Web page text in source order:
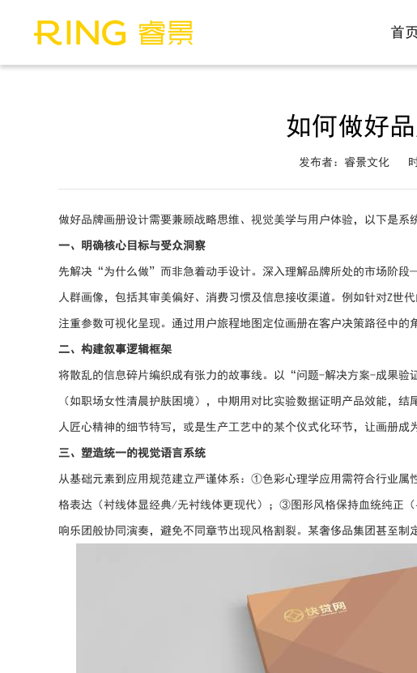
首
如何做好
发布者：睿景文化
做好品牌画册设计需要兼顾战略思维、视觉美学与用户体验，以下是系
一、明确核心目标与受众洞察
先解决“为什么做”而非急着动手设计。深入理解品牌所处的市场阶
人群画像，包括其审美偏好、消费习惯及信息接收渠道。例如针对Z世
注重参数可视化呈现。通过用户旅程地图定位画册在客户决策路径中的
二、构建叙事逻辑框架
将散乱的信息碎片编织成有张力的故事线。以“问题-解决方案-成果
（如职场女性清晨护肤困境），中期用对比实验数据证明产品效能，
人匠心精神的细节特写，或是生产工艺中的某个仪式化环节，让画册成
三、塑造统一的视觉语言系统
从基础元素到应用规范建立严谨体系：①色彩心理学应用需符合行业
格表达（衬线体显经典/无衬线体更现代）；③图形风格保持血统纯正
响乐团般协同演奏，避免不同章节出现风格割裂。某奢侈品集团甚至制